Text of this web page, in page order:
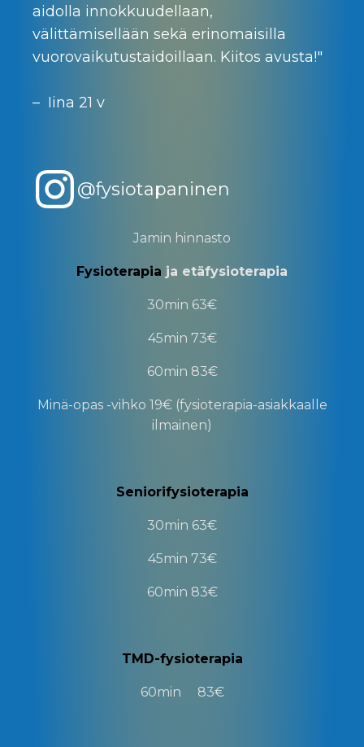
aidolla innokkuudellaan,
välittämisellään sekä erinomaisilla
vuorovaikutustaidoillaan. Kiitos avusta!"
– Iina 21 v
@fysiotapaninen
Jamin hinnasto
Fysioterapia ja etäfysioterapia
30min 63€
45min 73€
60min 83€
Minä-opas -vihko 19€ (fysioterapia-asiakkaalle
ilmainen)
Seniorifysioterapia
30min 63€
45min 73€
60min 83€
TMD-fysioterapia
60min 83€